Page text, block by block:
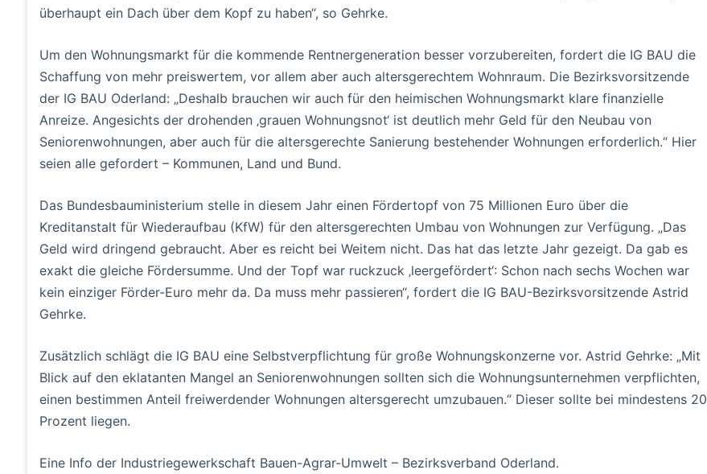
überhaupt ein Dach über dem Kopf zu haben“, so Gehrke.
Um den Wohnungsmarkt für die kommende Rentnergeneration besser vorzubereiten, fordert die IG BAU die
Schaffung von mehr preiswertem, vor allem aber auch altersgerechtem Wohnraum. Die Bezirksvorsitzende
der IG BAU Oderland: „Deshalb brauchen wir auch für den heimischen Wohnungsmarkt klare finanzielle
Anreize. Angesichts der drohenden ‚grauen Wohnungsnot‘ ist deutlich mehr Geld für den Neubau von
Seniorenwohnungen, aber auch für die altersgerechte Sanierung bestehender Wohnungen erforderlich.“ Hier
seien alle gefordert – Kommunen, Land und Bund.
Das Bundesbauministerium stelle in diesem Jahr einen Fördertopf von 75 Millionen Euro über die
Kreditanstalt für Wiederaufbau (KfW) für den altersgerechten Umbau von Wohnungen zur Verfügung. „Das
Geld wird dringend gebraucht. Aber es reicht bei Weitem nicht. Das hat das letzte Jahr gezeigt. Da gab es
exakt die gleiche Fördersumme. Und der Topf war ruckzuck ‚leergefördert‘: Schon nach sechs Wochen war
kein einziger Förder-Euro mehr da. Da muss mehr passieren“, fordert die IG BAU-Bezirksvorsitzende Astrid
Gehrke.
Zusätzlich schlägt die IG BAU eine Selbstverpflichtung für große Wohnungskonzerne vor. Astrid Gehrke: „Mit
Blick auf den eklatanten Mangel an Seniorenwohnungen sollten sich die Wohnungsunternehmen verpflichten,
einen bestimmen Anteil freiwerdender Wohnungen altersgerecht umzubauen.“ Dieser sollte bei mindestens 20
Prozent liegen.
Eine Info der Industriegewerkschaft Bauen-Agrar-Umwelt – Bezirksverband Oderland.